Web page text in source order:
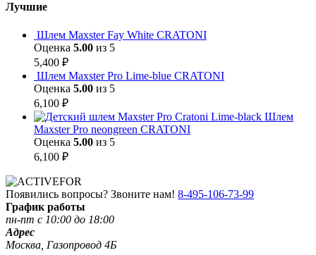
Лучшие
Шлем Maxster Fay White CRATONI
Оценка 5.00 из 5
5,400 ₽
Шлем Maxster Pro Lime-blue CRATONI
Оценка 5.00 из 5
6,100 ₽
Шлем
Maxster Pro neongreen CRATONI
Оценка 5.00 из 5
6,100 ₽
Появились вопросы? Звоните нам! 8-495-106-73-99
График работы
пн-пт с 10:00 до 18:00
Адрес
Москва, Газопровод 4Б